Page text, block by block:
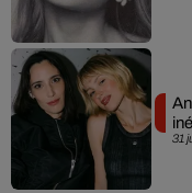
31